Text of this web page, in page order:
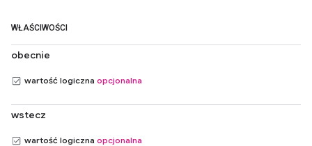
WŁAŚCIWOŚCI
obecnie
wartość logiczna opcjonalna
wstecz
wartość logiczna opcjonalna